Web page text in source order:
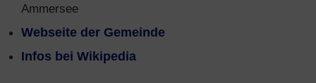
Ammersee
Webseite der Gemeinde
Infos bei Wikipedia